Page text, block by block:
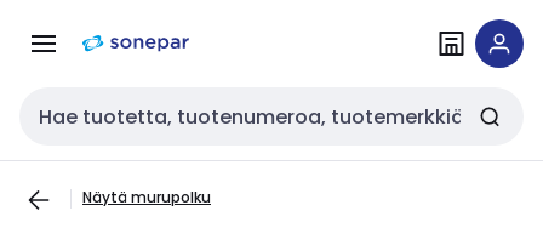
navigointiinsisältöön
Haku
Näytä murupolku